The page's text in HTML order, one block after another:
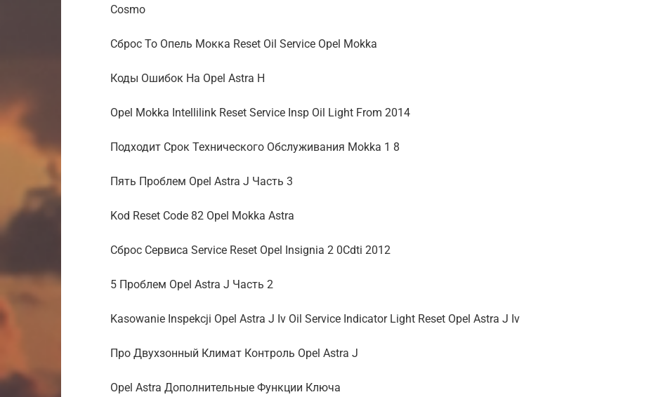
Cosmo
Сброс То Опель Мокка Reset Oil Service Opel Mokka
Коды Ошибок На Opel Astra H
Opel Mokka Intellilink Reset Service Insp Oil Light From 2014
Подходит Срок Технического Обслуживания Mokka 1 8
Пять Проблем Opel Astra J Часть 3
Kod Reset Code 82 Opel Mokka Astra
Сброс Сервиса Service Reset Opel Insignia 2 0Cdti 2012
5 Проблем Opel Astra J Часть 2
Kasowanie Inspekcji Opel Astra J Iv Oil Service Indicator Light Reset Opel Astra J Iv
Про Двухзонный Климат Контроль Opel Astra J
Opel Astra Дополнительные Функции Ключа